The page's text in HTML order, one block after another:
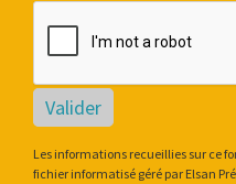
Valider
Les informations recueillies sur ce
fichier informatisé géré par Elsan